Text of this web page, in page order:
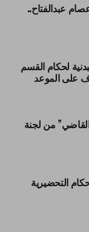
عبدالفتاح..
لحكام القسم
على الموعد
من لجنة
التحضيرية